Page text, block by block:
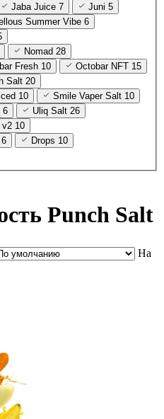
Jaba Juice 7 Juni 5
Summer Vibe 6
Nomad 28
Fresh 10 Octobar NFT 15
Salt 20
10 Smile Vaper Salt 10
6 Uliq Salt 26
v2 10
6 Drops 10
Punch Salt
На